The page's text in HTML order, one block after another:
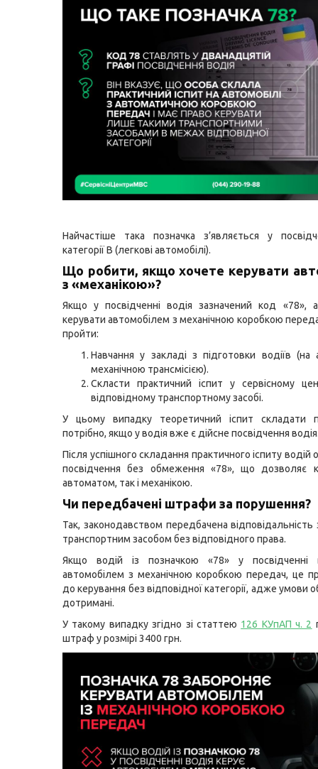
Найчастіше така позначка з’являється у
категорії B (легкові автомобілі).
Що робити, якщо хочете керувати
з «механікою»?
Якщо у посвідченні водія зазначений код «78»,
керувати автомобілем з механічною коробкою
пройти:
Навчання у закладі з підготовки водіїв (на
механічною трансмісією).
Скласти практичний іспит у сервісному
відповідному транспортному засобі.
У цьому випадку теоретичний іспит складати
потрібно, якщо у водія вже є дійсне посвідчення
Після успішного складання практичного іспиту водій
посвідчення без обмеження «78», що дозволяє
автоматом, так і механікою.
Чи передбачені штрафи за порушення?
Так, законодавством передбачена відповідальність
транспортним засобом без відповідного права.
Якщо водій із позначкою «78» у посвідченні
автомобілем з механічною коробкою передач, це
до керування без відповідної категорії, адже умови
дотримані.
У такому випадку згідно зі статтею 126 КУпАП ч. 2
штраф у розмірі 3400 грн.